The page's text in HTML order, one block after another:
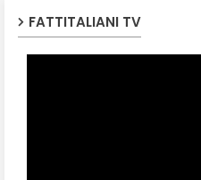
FATTITALIANI TV